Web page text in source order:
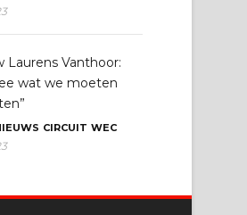
Laurens Vanthoor:
wat we moeten
CIRCUIT WEC